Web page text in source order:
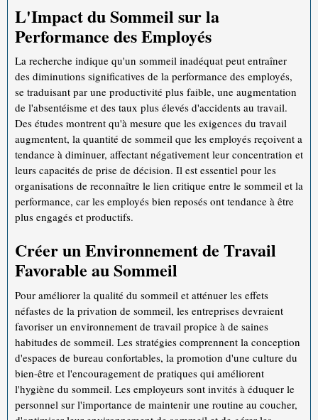
L'Impact du Sommeil sur la
Performance des Employés
La recherche indique qu'un sommeil inadéquat peut entraîner
des diminutions significatives de la performance des employés,
se traduisant par une productivité plus faible, une augmentation
de l'absentéisme et des taux plus élevés d'accidents au travail.
Des études montrent qu'à mesure que les exigences du travail
augmentent, la quantité de sommeil que les employés reçoivent a
tendance à diminuer, affectant négativement leur concentration et
leurs capacités de prise de décision. Il est essentiel pour les
organisations de reconnaître le lien critique entre le sommeil et la
performance, car les employés bien reposés ont tendance à être
plus engagés et productifs.
Créer un Environnement de Travail
Favorable au Sommeil
Pour améliorer la qualité du sommeil et atténuer les effets
néfastes de la privation de sommeil, les entreprises devraient
favoriser un environnement de travail propice à de saines
habitudes de sommeil. Les stratégies comprennent la conception
d'espaces de bureau confortables, la promotion d'une culture du
bien-être et l'encouragement de pratiques qui améliorent
l'hygiène du sommeil. Les employeurs sont invités à éduquer le
personnel sur l'importance de maintenir une routine au coucher,